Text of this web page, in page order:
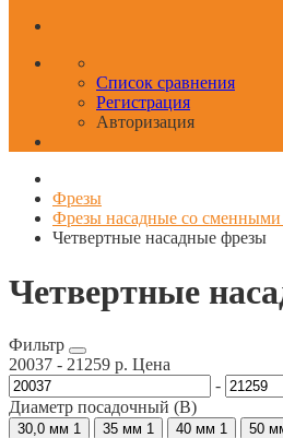
Список сравнения
Регистрация
Авторизация
Фрезы
Фрезы насадные со
Четвертные насадные фрезы
Четвертные
Фильтр
20037 - 21259 р. Цена
-
Диаметр посадочный (B)
30,0 мм 1 35 мм 1 40 мм 1 50